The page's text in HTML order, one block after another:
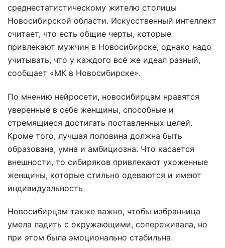
среднестатистическому жителю столицы
Новосибирской области. Искусственный интеллект
считает, что есть общие черты, которые
привлекают мужчин в Новосибирске, однако надо
учитывать, что у каждого всё же идеал разный,
сообщает «МК в Новосибирске».
По мнению нейросети, новосибирцам нравятся
уверенные в себе женщины, способные и
стремящиеся достигать поставленных целей.
Кроме того, лучшая половина должна быть
образована, умна и амбициозна. Что касается
внешности, то сибиряков привлекают ухоженные
женщины, которые стильно одеваются и имеют
индивидуальность
Новосибирцам также важно, чтобы избранница
умела ладить с окружающими, сопереживала, но
при этом была эмоционально стабильна.